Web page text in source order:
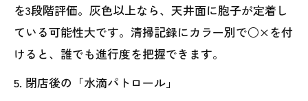
を3段階評価。灰色以上なら、天井面に胞子が定着し
ている可能性大です。清掃記録にカラー別で○×を付
けると、誰でも進行度を把握できます。
5. 閉店後の「水滴パトロール」